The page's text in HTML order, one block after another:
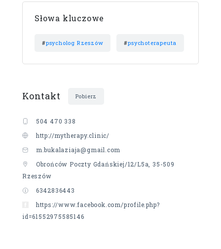
Słowa kluczowe
#psycholog Rzeszów #psychoterapeuta
Kontakt Pobierz
504 470 338
http://mytherapy.clinic/
m.bukalaziaja@gmail.com
Obrońców Poczty Gdańskiej/12/L5a, 35-509
Rzeszów
6342836443
https://www.facebook.com/profile.php?
id=61552975585146